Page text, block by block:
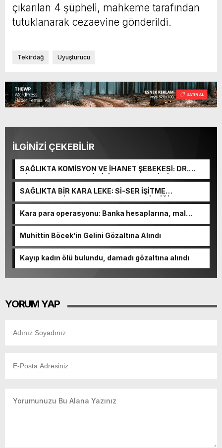
çıkarılan 4 şüpheli, mahkeme tarafından
tutuklanarak cezaevine gönderildi.
Tekirdağ Uyuşturucu
İLGİNİZİ ÇEKEBİLİR
SAĞLIKTA KOMİSYON VE İHANET ŞEBEKESİ: DR.
NİHAT URUÇ VE SEMİH İŞİTME MERKEZİ’NİN SGK
VURGUNU!
SAĞLIKTA BİR KARA LEKE: Sİ-SER İŞİTME
MERKEZLERİ VE MODERN UMUT TACİRLİĞİ
Kara para operasyonu: Banka hesaplarına, mal
Muhittin Böcek’in Gelini Gözaltına Alındı
Kayıp kadın ölü bulundu, damadı gözaltına alındı
YORUM YAP